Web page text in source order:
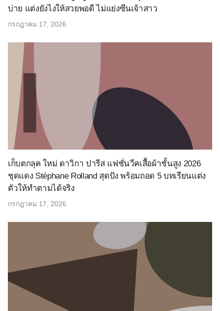
บ่าย แต่งยังไงให้สวยพอดี ไม่แย่งซีนเจ้าสาว
กรกฎาคม 17, 2026
เก็บตกลุค ใหม่ ดาวิกา ปารีส แฟชั่นวีคเสื้อผ้าชั้นสูง 2026
ชุดแดง Stéphane Rolland สุดปัง พร้อมถอด 5 บทเรียนแต่ง
ตัวให้ทำตามได้จริง
กรกฎาคม 17, 2026